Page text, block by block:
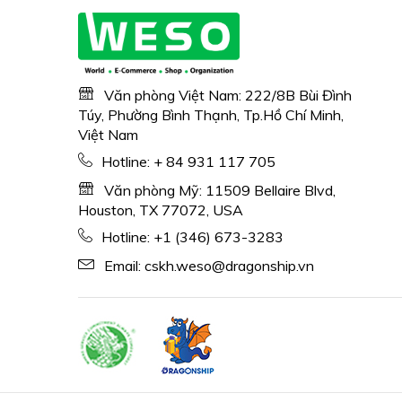
nhớ 32GB/2 pin/Micrô
Văn phòng Việt Nam: 222/8B Bùi Đình
Túy, Phường Bình Thạnh, Tp.Hồ Chí Minh,
Việt Nam
Hotline: + 84 931 117 705
Văn phòng Mỹ: 11509 Bellaire Blvd,
Houston, TX 77072, USA
Hotline: +1 (346) 673-3283
Email: cskh.weso@dragonship.vn